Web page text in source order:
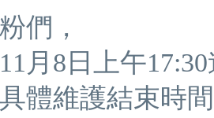
們，
月8日上午
體維護結束時